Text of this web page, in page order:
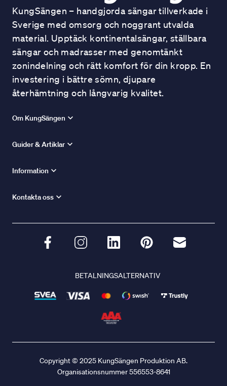
KungSängen – handgjorda sängar tillverkade i
Sverige med omsorg och noggrant utvalda
material. Upptäck kontinentalsängar, ställbara
sängar och madrasser med genomtänkt
zonindelning och rätt komfort för din kropp. En
investering i bättre sömn, djupare
återhämtning och långvarig kvalitet.
Om KungSängen
Guider & Artiklar
Information
Kontakta oss
BETALNINGSALTERNATIV
Copyright © 2025 KungSängen Produktion AB.
Organisationsnummer 556553-8641